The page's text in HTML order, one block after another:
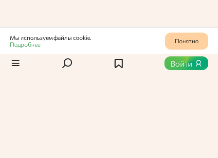
Продукты
Войти
Мы используем файлы cookie.
Подробнее
Понятно